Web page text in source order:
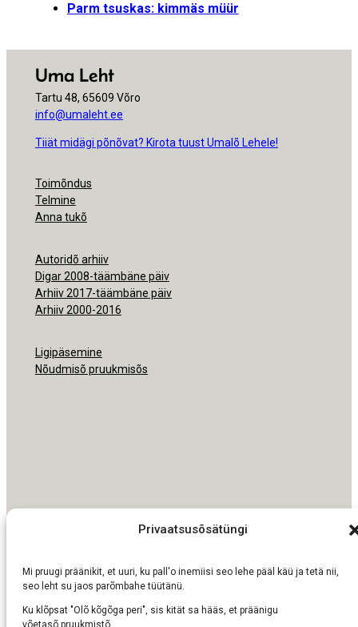
Privaatsusõsätüngi
Mi pruugi präänikit, et uuri, ku pall'o inemiisi seo lehe pääl käü ja tetä nii,
seo leht su jaos parõmbahe tüütänü.
Ku klõpsat "Olõ kõgõga peri", sis kität sa hääs, et präänigu
võetasõ pruukmistõ.
Parm tsuskas: kimmäs müür
Uma Leht
Tartu 48, 65609 Võro
info@umaleht.ee
Tiiät midägi põnõvat? Kirota tuust Umalõ Lehele!
Toimõndus
Telmine
Anna tukõ
Autoridõ arhiiv
Digar 2008-täämbäne päiv
Arhiiv 2017-täämbäne päiv
Arhiiv 2000-2016
Ligipäsemine
Nõudmisõ pruukmisõs